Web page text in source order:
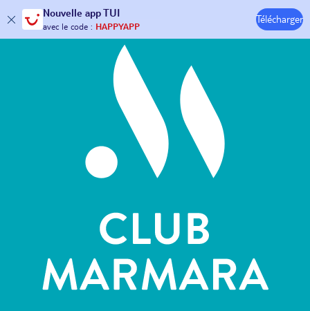
Nouvelle app TUI
30€ offerts*sur votrevoyage !
avec le code :HAPPYAPP
Télécharger
Hôtels & Clubs